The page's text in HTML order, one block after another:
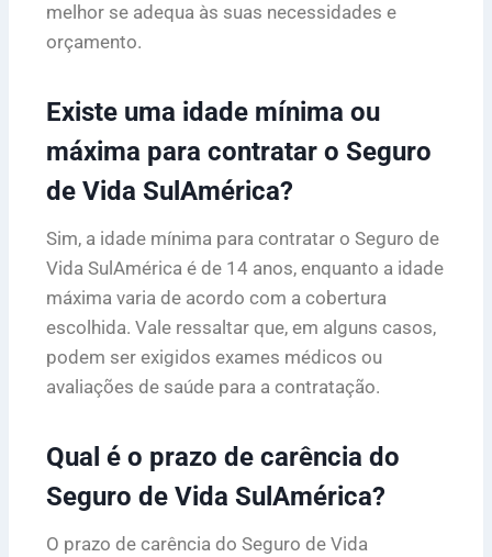
melhor se adequa às suas necessidades e
orçamento.
Existe uma idade mínima ou
máxima para contratar o Seguro
de Vida SulAmérica?
Sim, a idade mínima para contratar o Seguro de
Vida SulAmérica é de 14 anos, enquanto a idade
máxima varia de acordo com a cobertura
escolhida. Vale ressaltar que, em alguns casos,
podem ser exigidos exames médicos ou
avaliações de saúde para a contratação.
Qual é o prazo de carência do
Seguro de Vida SulAmérica?
O prazo de carência do Seguro de Vida